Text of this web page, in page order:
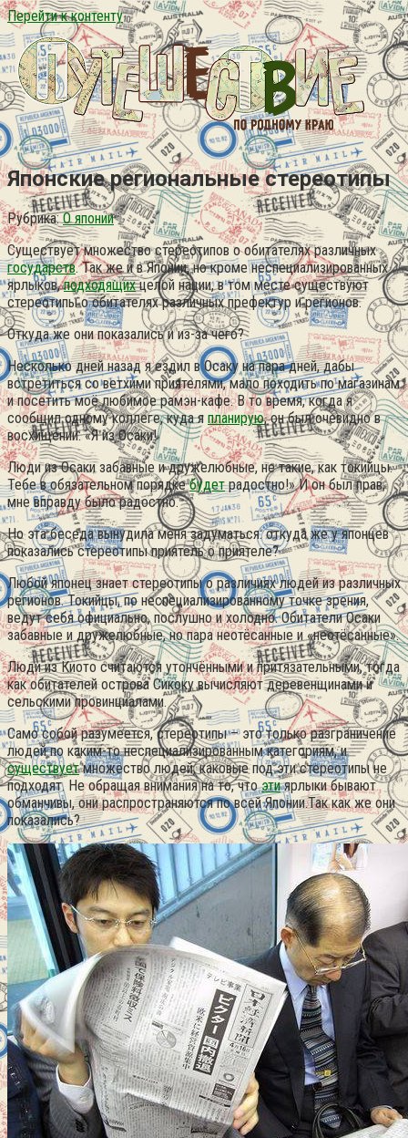
Перейти к контенту
Японские региональные стереотипы
Рубрика: О японии
Существует множество стереотипов о обитателях различных
государств. Так же и в Японии, но кроме неспециализированных
ярлыков,подходящихцелой нации, в том месте существуют
стереотипы о обитателях различных префектур и регионов.
Откуда же они показались и из-за чего?
Несколько дней назад я ездил в Осаку на пара дней, дабы
встретиться со ветхими приятелями, мало походить по магазинам
и посетить моё любимое рамэн-кафе. В то время, когда я
сообщил одному коллеге, куда я планирую, он был очевидно в
восхищении: «Я из Осаки!
Люди из Осаки забавные и дружелюбные, не такие, как токийцы.
Тебе в обязательном порядкебудетрадостно!» И он был прав,
мне вправду было радостно.
Но эта беседа вынудила меня задуматься: откуда же у японцев
показались стереотипы приятель о приятеле?
Любой японец знает стереотипы о различиях людей из различных
регионов. Токийцы, по неспециализированному точке зрения,
ведут себя официально, послушно и холодно. Обитатели Осаки
забавные и дружелюбные, но пара неотёсанные и «неотёсанные».
Люди из Киото считаются утончёнными и притязательными, тогда
как обитателей острова Сикоку вычисляют деревенщинами и
сельскими провинциалами.
Само собой разумеется, стереотипы – это только разграничение
людей по каким-то неспециализированным категориям, и
существуетмножество людей, каковые под эти стереотипы не
подходят. Не обращая внимания на то, чтоэтиярлыки бывают
обманчивы, они распространяются по всей Японии.Так как же они
показались?